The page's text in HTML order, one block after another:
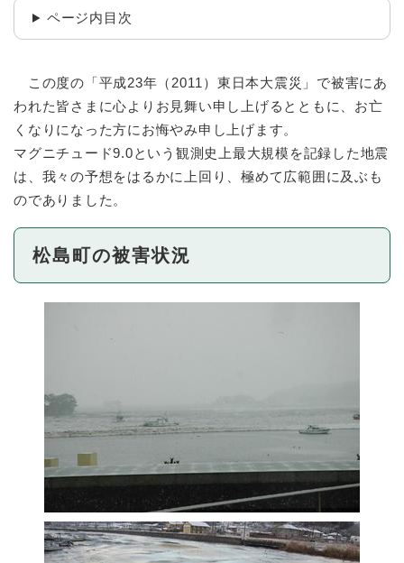
ページ内目次
この度の「平成23年（2011）東日本大震災」で被害にあ
われた皆さまに心よりお見舞い申し上げるとともに、お亡
くなりになった方にお悔やみ申し上げます。
マグニチュード9.0という観測史上最大規模を記録した地震
は、我々の予想をはるかに上回り、極めて広範囲に及ぶも
のでありました。
松島町の被害状況